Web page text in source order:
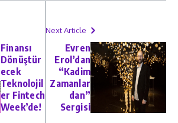
Finansı
Dönüştür
ecek
Teknolojil
er Fintech
Week’de!
Next Article
Evren
Erol’dan
“Kadim
Zamanlar
dan”
Sergisi